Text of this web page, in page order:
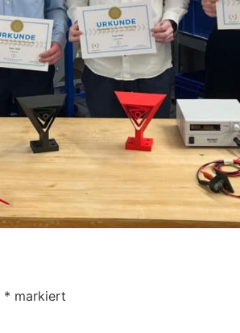
* markiert